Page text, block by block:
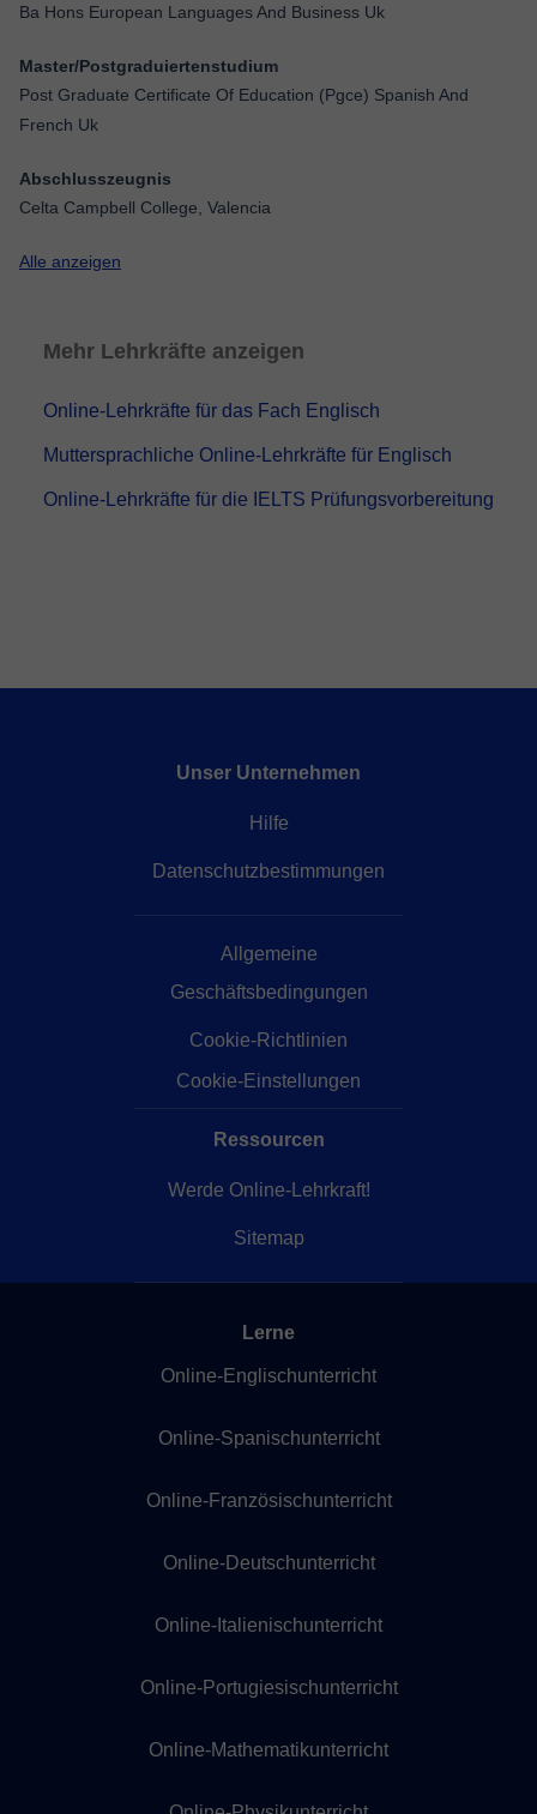
Ba Hons European Languages And Business Uk
Master/Postgraduiertenstudium
Post Graduate Certificate Of Education (Pgce) Spanish And
French Uk
Abschlusszeugnis
Celta Campbell College, Valencia
Alle anzeigen
Mehr Lehrkräfte anzeigen
Online-Lehrkräfte für das Fach Englisch
Muttersprachliche Online-Lehrkräfte für Englisch
Online-Lehrkräfte für die IELTS Prüfungsvorbereitung
Unser Unternehmen
Hilfe
Datenschutzbestimmungen
Allgemeine
Geschäftsbedingungen
Cookie-Richtlinien
Cookie-Einstellungen
Ressourcen
Werde Online-Lehrkraft!
Sitemap
Lerne
Online-Englischunterricht
Online-Spanischunterricht
Online-Französischunterricht
Online-Deutschunterricht
Online-Italienischunterricht
Online-Portugiesischunterricht
Online-Mathematikunterricht